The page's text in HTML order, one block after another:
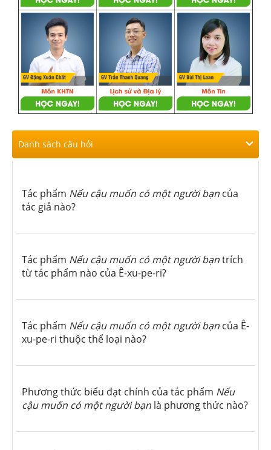
Danh sách câu hỏi
Tác phẩm Nếu cậu muốn có một người bạn của
tác giả nào?
Tác phẩm Nếu cậu muốn có một người bạntrích
từ tác phẩm nào của Ê-xu-pe-ri?
Tác phẩm Nếu cậu muốn có một người bạn của Ê-
xu-pe-ri thuộc thể loại nào?
Phương thức biểu đạt chính của tác phẩm Nếu
cậu muốn có một người bạn là phương thức nào?